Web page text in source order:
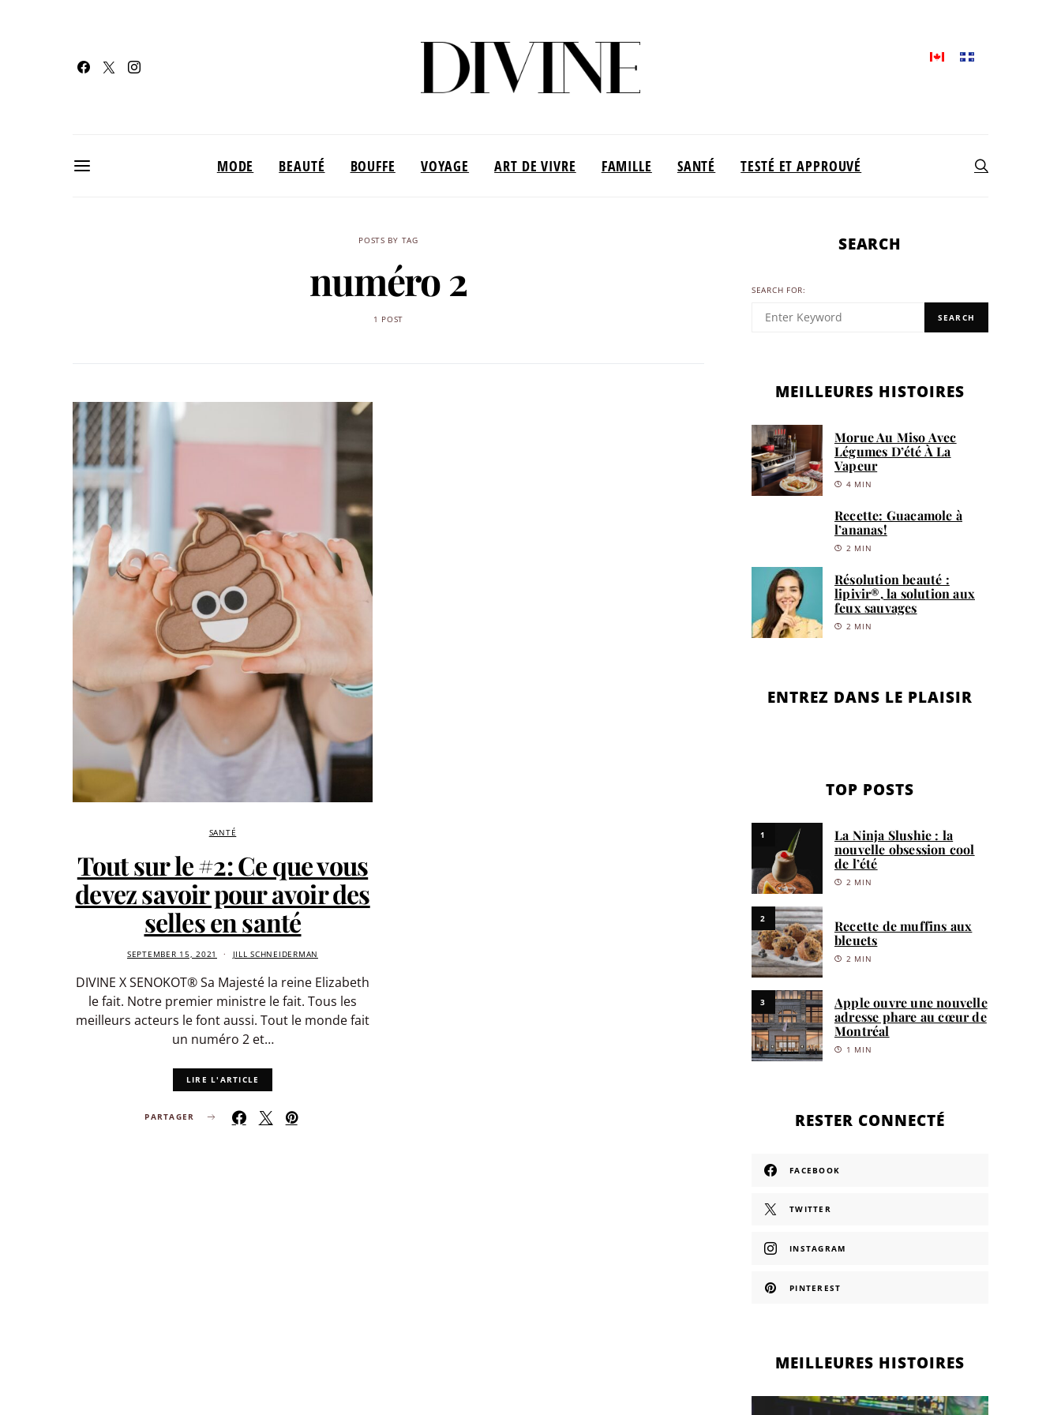
MODE BEAUTÉ BOUFFE VOYAGE ART DE VIVRE FAMILLE SANTÉ TESTÉ ET APPROUVÉ
POSTS BY TAG
numéro 2
1 POST
SANTÉ
Tout sur le #2: Ce que vous
devez savoir pour avoir des
selles en santé
SEPTEMBER 15, 2021 JILL SCHNEIDERMAN
DIVINE X SENOKOT® Sa Majesté la reine Elizabeth
le fait. Notre premier ministre le fait. Tous les
meilleurs acteurs le font aussi. Tout le monde fait
un numéro 2 et…
LIRE L'ARTICLE
PARTAGER
SEARCH
SEARCH FOR:
SEARCH
MEILLEURES HISTOIRES
Morue Au Miso Avec
Légumes D’été À La
Vapeur
4 MIN
Recette: Guacamole à
l’ananas!
2 MIN
Résolution beauté :
lipivir®, la solution aux
feux sauvages
2 MIN
ENTREZ DANS LE PLAISIR
TOP POSTS
1
La Ninja Slushie : la
nouvelle obsession cool
de l’été
2 MIN
2
Recette de muffins aux
bleuets
2 MIN
3
Apple ouvre une nouvelle
adresse phare au cœur de
Montréal
1 MIN
RESTER CONNECTÉ
FACEBOOK
TWITTER
INSTAGRAM
PINTEREST
MEILLEURES HISTOIRES